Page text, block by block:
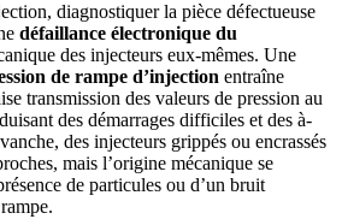
diagnostiquer la pièce défectueuse
défaillance électronique du
des injecteurs eux-mêmes. Une
de rampe d’injection entraîne
transmission des valeurs de pression au
des démarrages difficiles et des à-
des injecteurs grippés ou encrassés
mais l’origine mécanique se
de particules ou d’un bruit